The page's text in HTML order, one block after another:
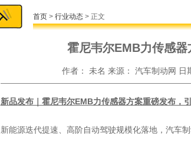
首页 > 行业动态 > 正文
霍尼韦尔EMB力传感器
作者： 未名 来源： 汽车制动网 日
新品发布｜霍尼韦尔EMB力传感器方案重磅发布，
新能源迭代提速、高阶自动驾驶规模化落地，汽车